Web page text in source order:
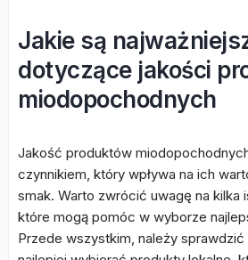
Jakie są
dotyczące jakości
miodopochodnych
Jakość produktów
czynnikiem, który wpływa na ich
smak. Warto zwrócić uwagę na kilka
które mogą pomóc w wyborze
Przede wszystkim, należy